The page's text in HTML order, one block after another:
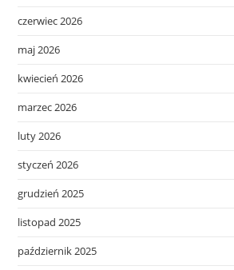
czerwiec 2026
maj 2026
kwiecień 2026
marzec 2026
luty 2026
styczeń 2026
grudzień 2025
listopad 2025
październik 2025